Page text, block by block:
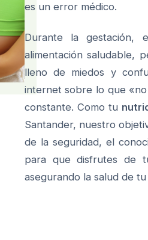
es un error médico.
Durante la gestación,
alimentación saludable,
lleno de miedos y
internet sobre lo que
constante. Como tu
Santander, nuestro
de la seguridad, el
para que disfrutes de
asegurando la salud de